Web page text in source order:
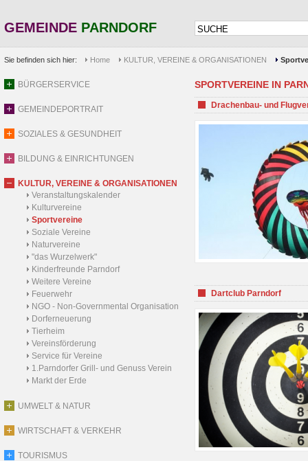
GEMEINDE PARNDORF
Sie befinden sich hier: Home KULTUR, VEREINE & ORGANISATIONEN
BÜRGERSERVICE
GEMEINDEPORTRAIT
SOZIALES & GESUNDHEIT
BILDUNG & EINRICHTUNGEN
KULTUR, VEREINE & ORGANISATIONEN
Veranstaltungskalender
Kulturvereine
Sportvereine
Soziale Vereine
Naturvereine
"das Wurzelwerk"
Kinderfreunde Parndorf
Weitere Vereine
Feuerwehr
NGO - Non-Governmental Organisation
Dorferneuerung
Tierheim
Vereinsförderung
Service für Vereine
1.Parndorfer Grill- und Genuss Verein
Markt der Erde
UMWELT & NATUR
WIRTSCHAFT & VERKEHR
TOURISMUS
SPORTVEREINE IN
Drachenbau- und
Dartclub Parndorf